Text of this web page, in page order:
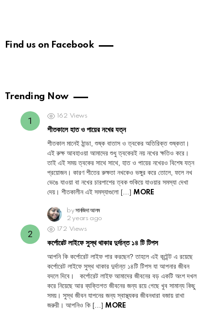
Find us on Facebook
Trending Now
162 Views
শীতকালে হাত ও পায়ের নখের যত্ন
শীতকাল মানেই ঠান্ডা, শুষ্ক বাতাস ও ত্বকের অতিরিক্ত শুষ্কতা।
এই রুক্ষ আবহাওয়া আমাদের শুধু ত্বকেরই নয় নখের ক্ষতিও করে।
তাই এই সময় ত্বকের সাথে সাথে, হাত ও পায়ের নখেরও বিশেষ যত্ন
প্রয়োজন। কারণ শীতের রুক্ষতা নখকেও ভঙ্গুর করে তোলে, ফলে নখ
ভেঙে যাওয়া বা নখের চারপাশের ত্বক শুকিয়ে যাওয়ার সমস্যা দেখা
দেয়। শীতকালীন এই সমস্যাগুলো […] MORE
by সানজিদা আলম
2 years ago
172 Views
কর্পোরেট লাইফে সুস্থ থাকার দুর্দান্ত ১৪ টি টিপস
আপনি কি কর্পোরেট লাইফ পার করছেন? তাহলে এই কন্টেন্ট এ রয়েছে
কর্পোরেট লাইফে সুস্থ থাকার দুর্দান্ত ১৪টি টিপস যা আপনার জীবন
বদলে দিবে। কর্পোরেট লাইফ আমাদের জীবনের বড় একটি অংশ দখল
করে নিয়েছে আর ব্যক্তিগত জীবনের জন্য রয়ে গেছে খুব সামান্য কিছু
সময়। সুস্থ জীবন যাপনের জন্য স্বাস্থ্যকর জীবনধারা বজায় রাখা
জরুরী। আপনিও কি […] MORE